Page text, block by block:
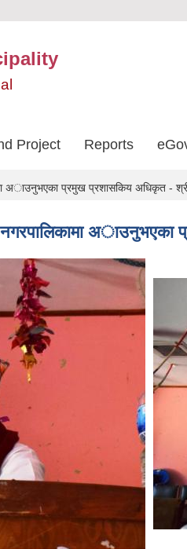
Project Reports
अाउनुभएका प्रमुख प्रशासकिय अधिकृत -
अाउनुभएका